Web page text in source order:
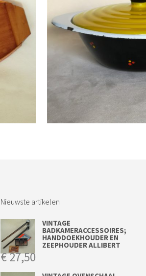
Nieuwste artikelen
VINTAGE
BADKAMERACCESSOIRES;
HANDDOEKHOUDER EN
ZEEPHOUDER ALLIBERT
€27,50